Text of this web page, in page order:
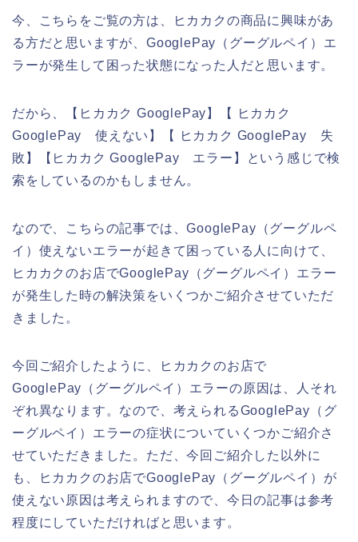
今、こちらをご覧の方は、ヒカカクの商品に興味があ
る方だと思いますが、GooglePay（グーグルペイ）エ
ラーが発生して困った状態になった人だと思います。
だから、【ヒカカク GooglePay】【 ヒカカク
GooglePay 使えない】【 ヒカカク GooglePay 失
敗】【ヒカカク GooglePay エラー】という感じで検
索をしているのかもしません。
なので、こちらの記事では、GooglePay（グーグルペ
イ）使えないエラーが起きて困っている人に向けて、
ヒカカクのお店でGooglePay（グーグルペイ）エラー
が発生した時の解決策をいくつかご紹介させていただ
きました。
今回ご紹介したように、ヒカカクのお店で
GooglePay（グーグルペイ）エラーの原因は、人それ
ぞれ異なります。なので、考えられるGooglePay（グ
ーグルペイ）エラーの症状についていくつかご紹介さ
せていただきました。ただ、今回ご紹介した以外に
も、ヒカカクのお店でGooglePay（グーグルペイ）が
使えない原因は考えられますので、今日の記事は参考
程度にしていただければと思います。